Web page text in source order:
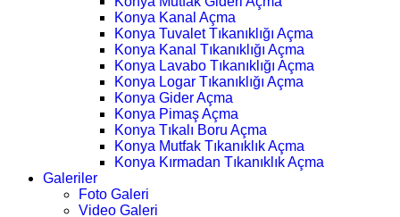
Konya Kanal Açma
Konya Tuvalet Tıkanıklığı Açma
Konya Kanal Tıkanıklığı Açma
Konya Lavabo Tıkanıklığı Açma
Konya Logar Tıkanıklığı Açma
Konya Gider Açma
Konya Pimaş Açma
Konya Tıkalı Boru Açma
Konya Mutfak Tıkanıklık Açma
Konya Kırmadan Tıkanıklık Açma
Galeriler
Foto Galeri
Video Galeri